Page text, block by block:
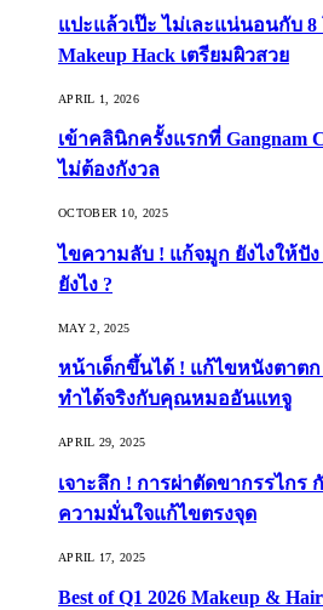
แปะแล้วเป๊ะ ไม่เละแน่นอนกับ
Makeup Hack เตรียมผิวสวย
APRIL 1, 2026
เข้าคลินิกครั้งแรกที่ Gangnam
ไม่ต้องกังวล
OCTOBER 10, 2025
ไขความลับ ! แก้จมูก ยังไงให้ปั
ยังไง ?
MAY 2, 2025
หน้าเด็กขึ้นได้ ! แก้ไขหนังตาต
ทำได้จริงกับคุณหมออันแทจู
APRIL 29, 2025
เจาะลึก ! การผ่าตัดขากรรไก
ความมั่นใจแก้ไขตรงจุด
APRIL 17, 2025
Best of Q1 2026 Makeup &